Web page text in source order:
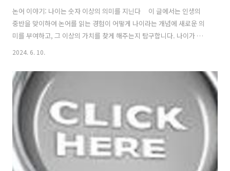
논어 이야기: 나이는 숫자 이상의 의미를 지닌다 이 글에서는 인생의
중반을 맞이하여 논어를 읽는 경험이 어떻게 나이라는 개념에 새로운 의
미를 부여하고, 그 이상의 가치를 찾게 해주는지 탐구합니다. 나이가 단
순히 숫자를 넘어 우리 삶에서 중요한 의미를 지니게 되는 순간들에 대해
우리는 종종 자신의 삶을 돌아보게 됩니다. 이 시기에 논어를 만난다는
것은 공자와의 대화를 통해 자신의 내면을 깊이 성찰하는 기회가 됩니다.
공자는 "삼십에 서고, 사십에 혹독하지 않고, 오십에 천명을 알고..."라며
각 연령대에서 이루어야 할 성취를 언급했습니다. 이는 나이가 단순한 숫
자를 넘어, 각기 다른 지혜와 성찰의 단계를 의미..
2024. 6. 10.